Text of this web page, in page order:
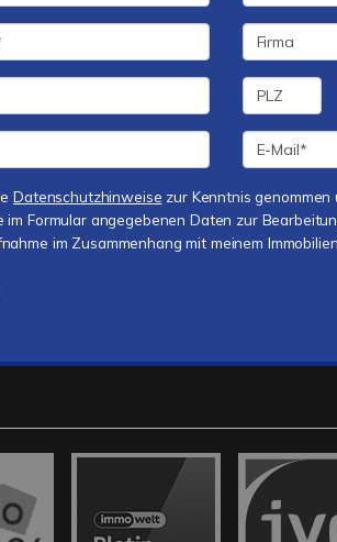
Datenschutzhinweise zur Kenntnis genommen
im Formular angegebenen Daten zur
im Zusammenhang mit meinem